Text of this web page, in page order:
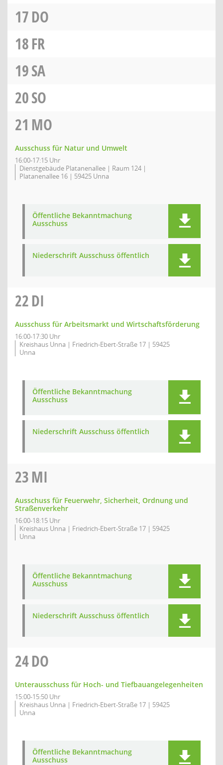
17DO
18FR
19SA
20SO
21 MO
Ausschuss für Natur und Umwelt
16:00-17:15 Uhr
Dienstgebäude Platanenallee | Raum 124 |
Platanenallee 16 | 59425 Unna
Öffentliche Bekanntmachung
Ausschuss
Niederschrift Ausschuss öffentlich
22DI
Ausschuss für Arbeitsmarkt und Wirtschaftsförderung
16:00-17:30 Uhr
Kreishaus Unna | Friedrich-Ebert-Straße 17 | 59425
Unna
Öffentliche Bekanntmachung
Ausschuss
Niederschrift Ausschuss öffentlich
23MI
Ausschuss für Feuerwehr, Sicherheit, Ordnung und
Straßenverkehr
16:00-18:15 Uhr
Kreishaus Unna | Friedrich-Ebert-Straße 17 | 59425
Unna
Öffentliche Bekanntmachung
Ausschuss
Niederschrift Ausschuss öffentlich
24DO
Unterausschuss für Hoch- und Tiefbauangelegenheiten
15:00-15:50 Uhr
Kreishaus Unna | Friedrich-Ebert-Straße 17 | 59425
Unna
Öffentliche Bekanntmachung
Ausschuss